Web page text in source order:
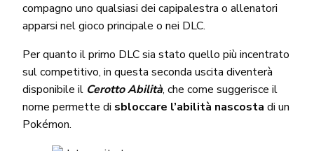
compagno uno qualsiasi dei capipalestra o allenatori
apparsi nel gioco principale o nei DLC.
Per quanto il primo DLC sia stato quello più incentrato
sul competitivo, in questa seconda uscita diventerà
disponibile il Cerotto Abilità, che come suggerisce il
nome permette di sbloccare l’abilità nascosta di un
Pokémon.